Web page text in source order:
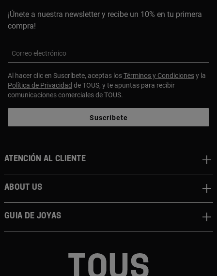
¡Únete a nuestra newsletter y recibe un 10% en tu primera
compra!
Correo electrónico
Al hacer clic en Suscríbete, aceptas losTérminos y Condicionesy la
Política de Privacidad de TOUS, y te apuntas para recibir
comunicaciones comerciales de TOUS.
Suscríbete
Atención al cliente
About us
Guia de joyas